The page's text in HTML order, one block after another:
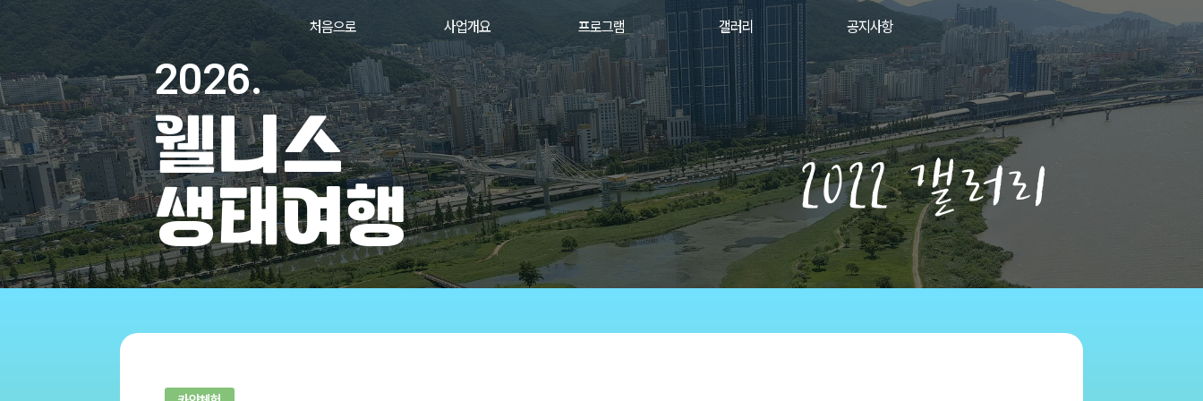
처음으로 사업개요 프로그램 갤러리 공지사항
2022
갤
러
리
2026.
웰니스
생태여행
2022 갤러리